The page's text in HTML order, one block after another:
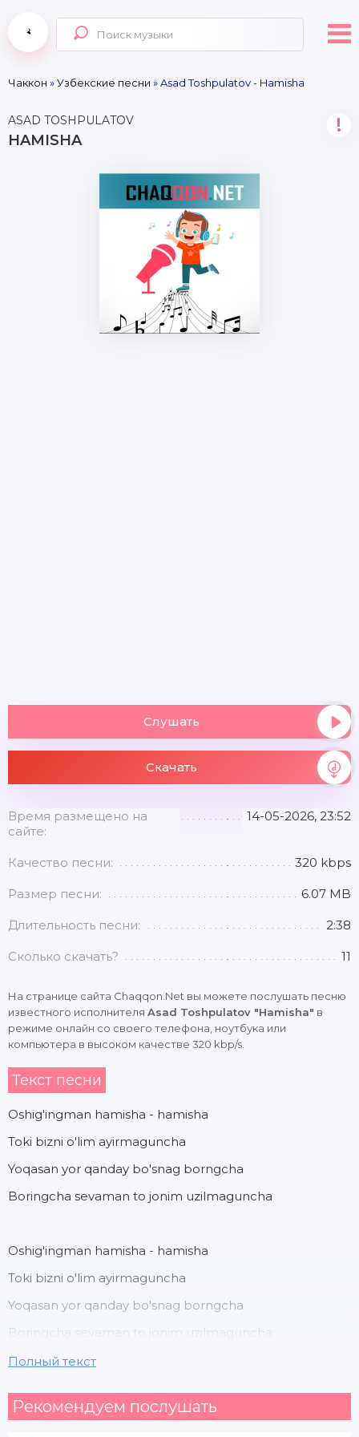
Чаккон »Узбекские песни » Asad Toshpulatov - Hamisha
ASAD TOSHPULATOV
HAMISHA
!
Слушать
Скачать
Время размещено на
сайте:
14-05-2026, 23:52
Качество песни: 320 kbps
Размер песни: 6.07 MB
Длительность песни: 2:38
Сколько скачать? 11
На странице сайта Chaqqon.Net вы можете послушать песню
известного исполнителя Asad Toshpulatov "Hamisha" в
режиме онлайн со своего телефона, ноутбука или
компьютера в высоком качестве 320 kbp/s.
Текст песни
Oshig'ingman hamisha - hamisha
Toki bizni o'lim ayirmaguncha
Yoqasan yor qanday bo'snag borngcha
Boringcha sevaman to jonim uzilmaguncha
Oshig'ingman hamisha - hamisha
Toki bizni o'lim ayirmaguncha
Yoqasan yor qanday bo'snag borngcha
Boringcha sevaman to jonim uzilmaguncha
Sevaman yor chin so'zim
Полный текст
Рекомендуем послушать